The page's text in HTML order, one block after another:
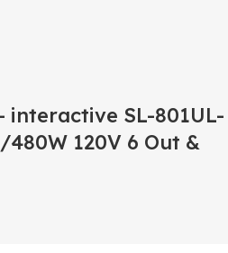
interactive SL-801UL-
480W 120V 6 Out &